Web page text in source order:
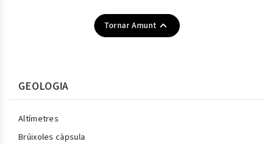
Tornar Amunt 
GEOLOGIA
Altímetres
Brúixoles càpsula